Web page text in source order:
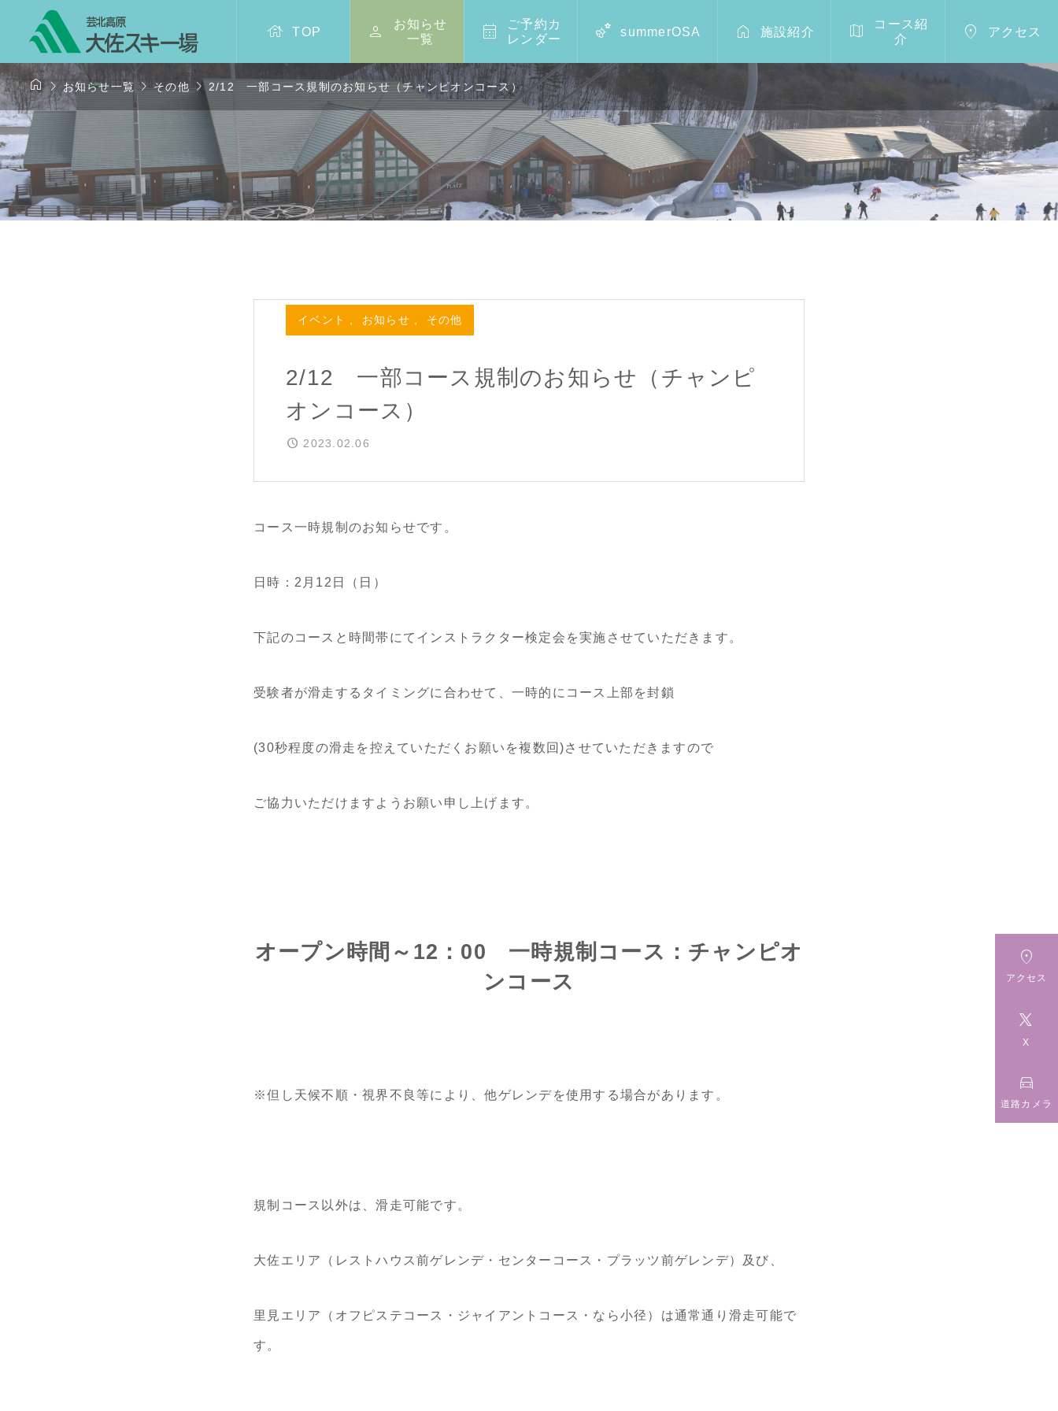
 TOP 
お知らせ
一覧

ご予約カ
レンダー
 summerOSA  施設紹介 
コース紹
介
 アクセス
お知らせ一覧その他 2/12 一部コース規制のお知らせ（チャンピオンコース）
イベント お知らせ その他
2/12 一部コース規制のお知らせ（チャンピ
オンコース）
2023.02.06
コース一時規制のお知らせです。
日時：2月12日（日）
下記のコースと時間帯にてインストラクター検定会を実施させていただきます。
受験者が滑走するタイミングに合わせて、一時的にコース上部を封鎖
(30秒程度の滑走を控えていただくお願いを複数回)させていただきますので
ご協力いただけますようお願い申し上げます。
オープン時間～12：00 一時規制コース：チャンピオ
ンコース
※但し天候不順・視界不良等により、他ゲレンデを使用する場合があります。
規制コース以外は、滑走可能です。
大佐エリア（レストハウス前ゲレンデ・センターコース・プラッツ前ゲレンデ）及び、
里見エリア（オフピステコース・ジャイアントコース・なら小径）は通常通り滑走可能で
す。

アクセス

X

道路カメラ